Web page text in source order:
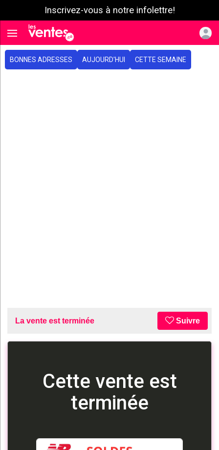
Inscrivez-vous à notre infolettre!
Toggle navigation
BONNES ADRESSES AUJOURD'HUI CETTE SEMAINE
La vente est terminée Suivre
Cette vente est
terminée